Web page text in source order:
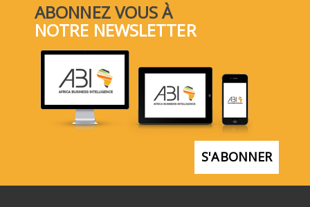
ABONNEZ VOUS À
NOTRE NEWSLETTER
S'ABONNER